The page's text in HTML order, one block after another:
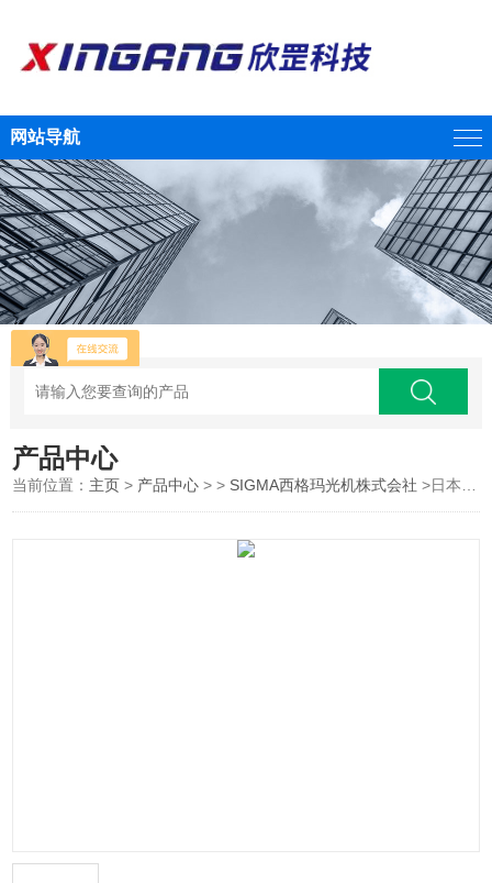
网站导航
产品中心
当前位置： 主页 > 产品中心 > > SIGMA西格玛光机株式会社 >日本SIGMAKOKI西格玛光机激光局部加热系统